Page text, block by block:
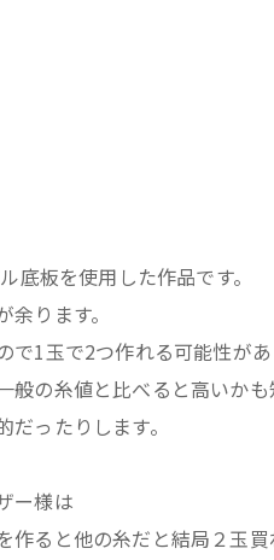
板を使用した作品です。
ります。
1玉で2つ作れる可能性があ
般の糸値と比べると高いかも
ったりします。
ー様は
作ると他の糸だと結局２玉買